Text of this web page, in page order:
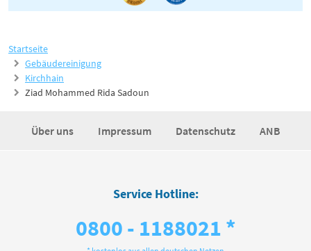
Startseite
Gebäudereinigung
Kirchhain
Ziad Mohammed Rida Sadoun
Über uns Impressum Datenschutz ANB
Service Hotline:
0800 - 1188021 *